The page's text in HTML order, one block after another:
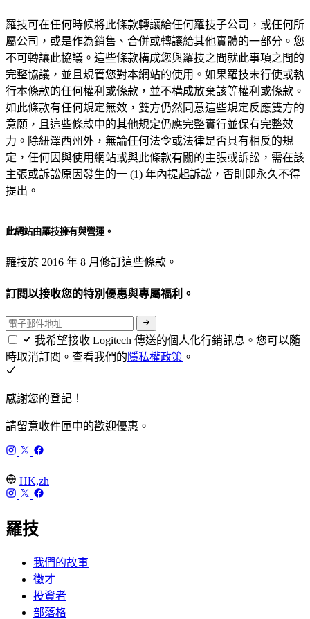
羅技可在任何時候將此條款轉讓給任何羅技子公司，或任何所
屬公司，或是作為銷售、合併或轉讓給其他實體的一部分。您
不可轉讓此協議。這些條款構成您與羅技之間就此事項之間的
完整協議，並且規管您對本網站的使用。如果羅技未行使或執
行本條款的任何權利或條款，並不構成放棄該等權利或條款。
如此條款有任何規定無效，雙方仍然同意這些規定反應雙方的
意願，且這些條款中的其他規定仍應完整實行並保有完整效
力。除紐澤西州外，無論任何法令或法律是否具有相反的規
定，任何因與使用網站或與此條款有關的主張或訴訟，需在該
主張或訴訟原因發生的一 (1) 年內提起訴訟，否則即永久不得
提出。
此網站由羅技擁有與營運。
羅技於 2016 年 8 月修訂這些條款。
訂閱以接收您的特別優惠與專屬福利。
我希望接收 Logitech 傳送的個人化行銷訊息。您可以隨
時取消訂閱。查看我們的隱私權政策 。
感謝您的登記！
請留意收件匣中的歡迎優惠。
HK,zh
羅技
我們的故事
徵才
投資者
部落格